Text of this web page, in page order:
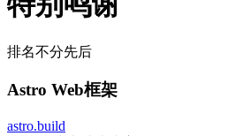
排名不分先后
Astro Web框架
astro.build